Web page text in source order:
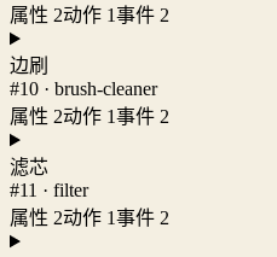
属性 2动作 1事件 2
边刷
#10 · brush-cleaner
属性 2动作 1事件 2
滤芯
#11 · filter
属性 2动作 1事件 2